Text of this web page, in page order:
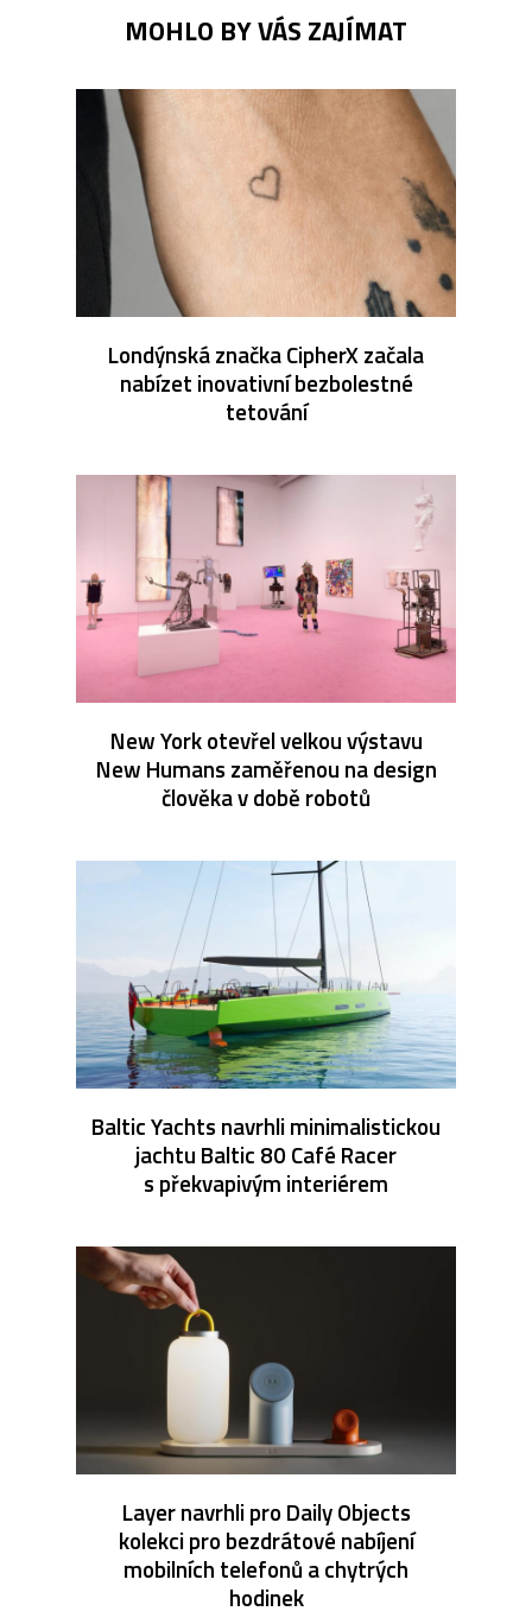
MOHLO BY VÁS ZAJÍMAT
Londýnská značka CipherX začala
nabízet inovativní bezbolestné
tetování
New York otevřel velkou výstavu
New Humans zaměřenou na design
člověka v době robotů
Baltic Yachts navrhli minimalistickou
jachtu Baltic 80 Café Racer
s překvapivým interiérem
Layer navrhli pro Daily Objects
kolekci pro bezdrátové nabíjení
mobilních telefonů a chytrých
hodinek